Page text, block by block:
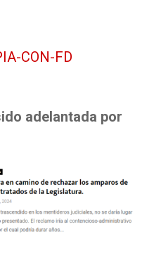
CON-FD
adelantada por